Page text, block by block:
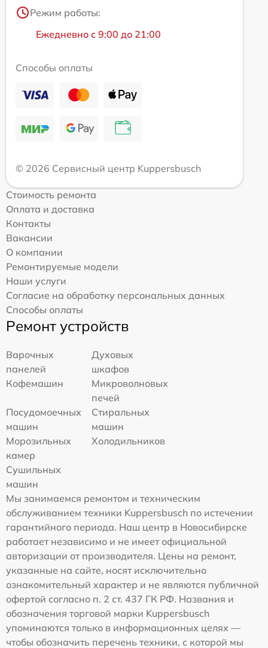
Режим работы:
Ежедневно с 9:00 до 21:00
Способы оплаты
© 2026 Сервисный центр Kuppersbusch
Стоимость ремонта
Оплата и доставка
Контакты
Вакансии
О компании
Ремонтируемые модели
Наши услуги
Согласие на обработку персональных данных
Способы оплаты
Ремонт устройств
Варочных
панелей
Духовых
шкафов
Кофемашин
Микроволновых
печей
Посудомоечных
машин
Стиральных
машин
Морозильных
камер
Холодильников
Сушильных
машин
Мы занимаемся ремонтом и техническим
обслуживанием техники Kuppersbusch по истечении
гарантийного периода. Наш центр в Новосибирске
работает независимо и не имеет официальной
авторизации от производителя. Цены на ремонт,
указанные на сайте, носят исключительно
ознакомительный характер и не являются публичной
офертой согласно п. 2 ст. 437 ГК РФ. Названия и
обозначения торговой марки Kuppersbusch
упоминаются только в информационных целях —
чтобы обозначить перечень техники, с которой мы